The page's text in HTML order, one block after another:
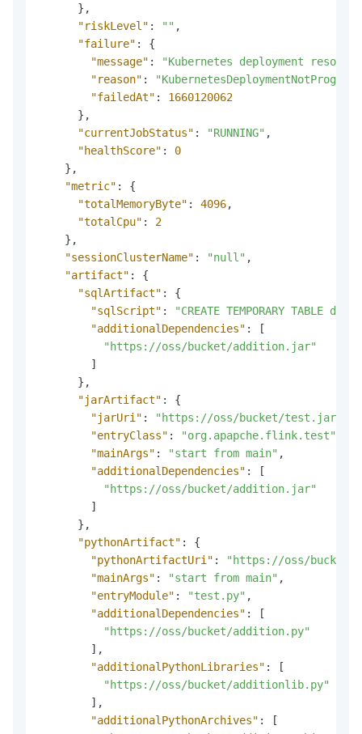
} ,
"riskLevel" : "" ,
"failure" :
{
"message" :
"Kubernetes deployment
"reason" :
"failedAt" :
1660120062
} ,
"currentJobStatus" : "RUNNING" ,
"healthScore" :
0
} ,
"metric" :
{
"totalMemoryByte" : 4096,
"totalCpu" :
2
} ,
"sessionClusterName" : "null" ,
"artifact" :
{
"sqlArtifact" :
{
"sqlScript" :
"CREATE TEMPORARY
"additionalDependencies" :
[
"https://oss/bucket/addition.jar"
]
} ,
"jarArtifact" :
{
"jarUri" : "https://oss/bucket/test.jar"
"entryClass" : "org.apapche.flink.test"
"mainArgs" : "start from main" ,
"additionalDependencies" :
[
"https://oss/bucket/addition.jar"
]
} ,
"pythonArtifact" :
{
"pythonArtifactUri" :
"https://oss/bucket/
"mainArgs" : "start from main" ,
"entryModule" : "test.py" ,
"additionalDependencies" :
[
"https://oss/bucket/addition.py"
] ,
"additionalPythonLibraries" :
[
"https://oss/bucket/additionlib.py"
] ,
"additionalPythonArchives" :
[